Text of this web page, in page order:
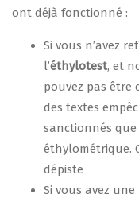
ont déjà fonctionné :
Si vous n’avez
l’éthylotest, et
pouvez pas être
des textes
sanctionnés
éthylométrique.
dépiste
Si vous avez